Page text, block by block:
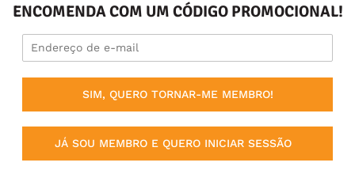
ENCOMENDA COM UM CÓDIGO PROMOCIONAL!
SIM, QUERO TORNAR-ME MEMBRO!
JÁ SOU MEMBRO E QUERO INICIAR SESSÃO